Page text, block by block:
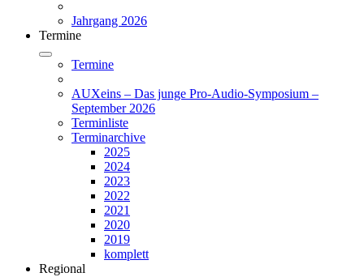
Jahrgang 2026
Termine
Termine
AUXeins – Das junge Pro-Audio-Symposium –
September 2026
Terminliste
Terminarchive
2025
2024
2023
2022
2021
2020
2019
komplett
Regional